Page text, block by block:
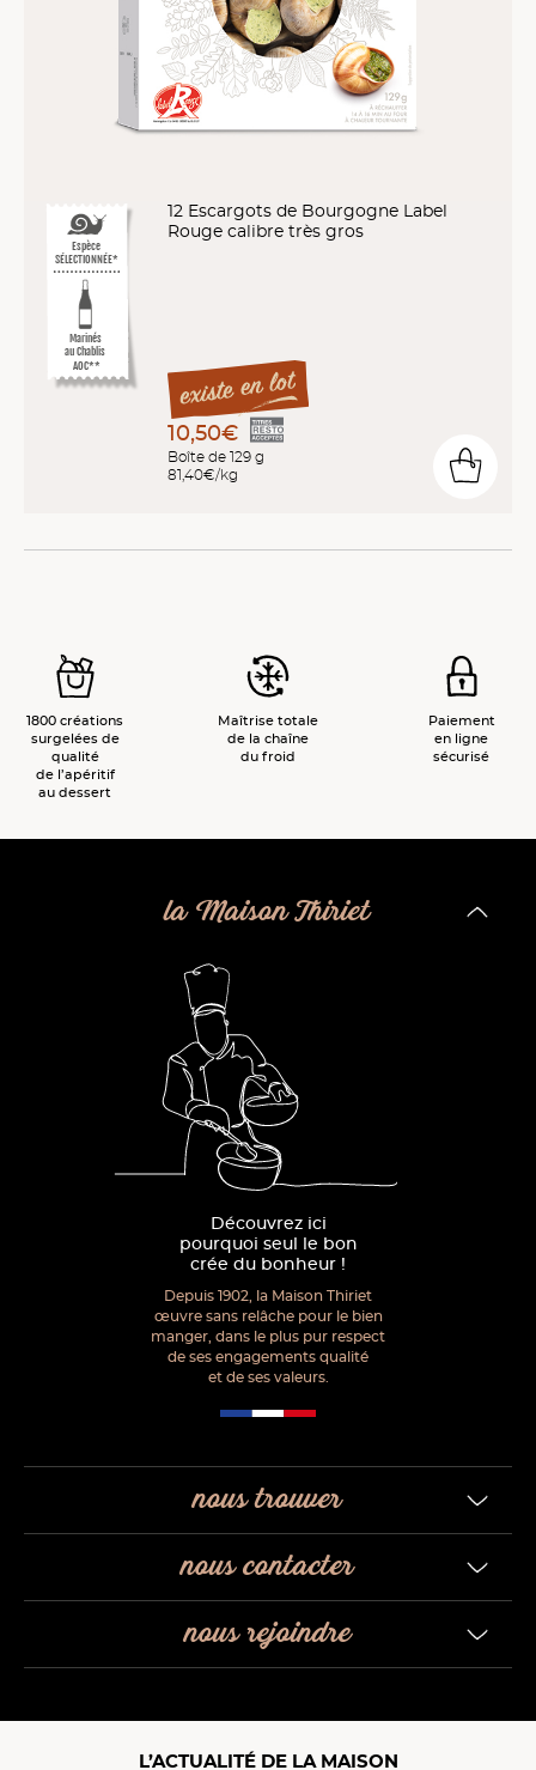
Espèce
SÉLECTIONNÉE*
Marinés
au Chablis
AOC**
12 Escargots de Bourgogne Label
Rouge calibre très gros
10,50€
Boîte de 129 g
81,40€/kg
1800 créations
surgelées de
qualité
de l’apéritif
au dessert
Maîtrise totale
de la chaîne
du froid
Paiement
en ligne
sécurisé
la Maison Thiriet
Découvrez ici
pourquoi seul le bon
crée du bonheur !
Depuis 1902, la Maison Thiriet
œuvre sans relâche pour le bien
manger, dans le plus pur respect
de ses engagements qualité
et de ses valeurs.
nous trouver
nous contacter
nous rejoindre
L’ACTUALITÉ DE LA MAISON